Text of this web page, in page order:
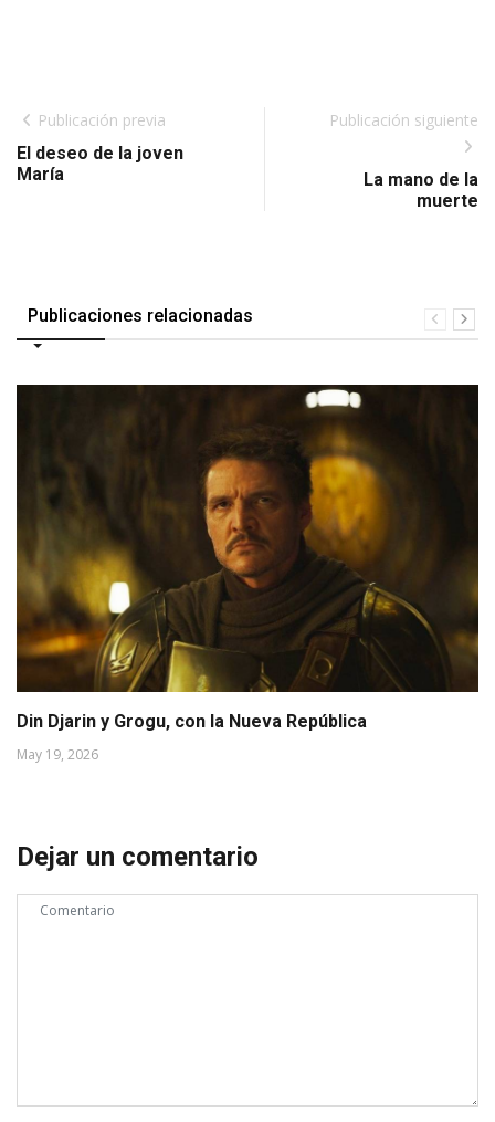
Publicación previa
El deseo de la joven
María
Publicación siguiente
La mano de la
muerte
Publicaciones relacionadas
Din Djarin y Grogu, con la Nueva República
May 19, 2026
Dejar un comentario